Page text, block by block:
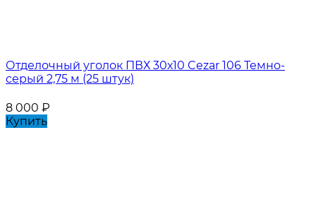
Отделочный уголок ПВХ 30х10 Cezar 106 Teмнo-
серый 2,75 м (25 штук)
8 000 ₽
Купить